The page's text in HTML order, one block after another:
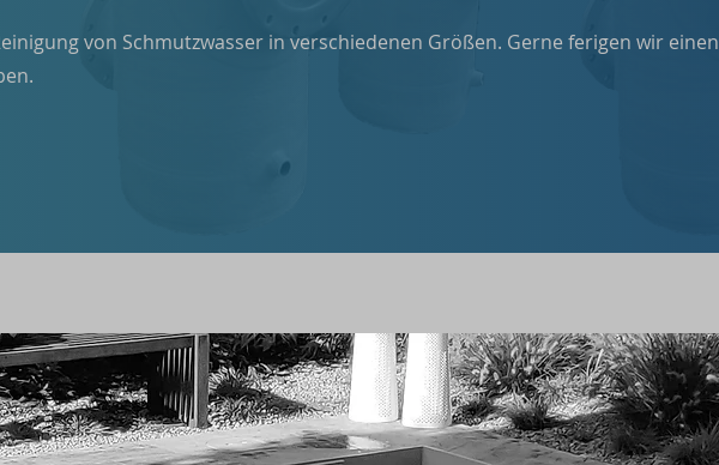
von Schmutzwasser in verschiedenen Größen. Gerne ferigen wir einen